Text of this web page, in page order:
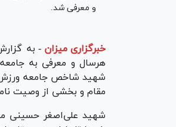
و معرفی شد.
خبرگزاری میزان - به
هرسال و معرفی به
مقام و بخشی از وصیت